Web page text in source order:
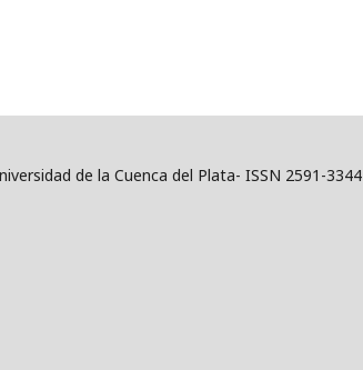
de la Cuenca del Plata- ISSN 2591-3344